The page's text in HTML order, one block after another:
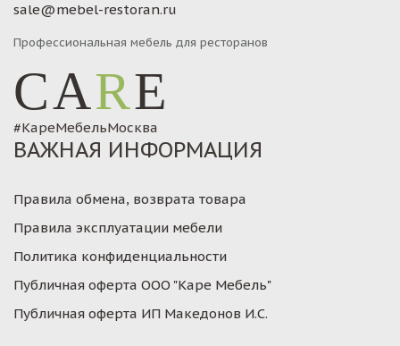
sale@mebel-restoran.ru
Профессиональная мебель для ресторанов
CARE
#КареМебельМосква
ВАЖНАЯ ИНФОРМАЦИЯ
Правила обмена, возврата товара
Правила эксплуатации мебели
Политика конфиденциальности
Публичная оферта ООО "Каре Мебель"
Публичная оферта ИП Македонов И.С.